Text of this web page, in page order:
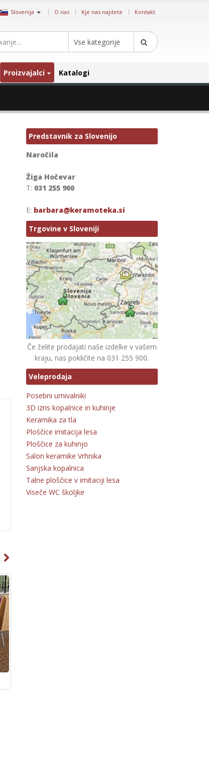
Slovenija | O nas Kje nas najdete Kontakt
Vse kategorije
Proizvajalci Katalogi
Predstavnik za Slovenijo
Naročila
Žiga Hočevar
T: 031 255 900
E: barbara@keramoteka.si
Trgovine v Sloveniji
Če želite prodajati naše izdelke v vašem
kraju, nas pokličite na 031 255 900.
Veleprodaja
Posebni umivalniki
3D izris kopalnice in kuhinje
Keramika za tla
Ploščice imitacija lesa
Ploščice za kuhinjo
Salon keramike Vrhnika
Sanjska kopalnica
Talne ploščice v imitaciji lesa
Viseče WC školjke